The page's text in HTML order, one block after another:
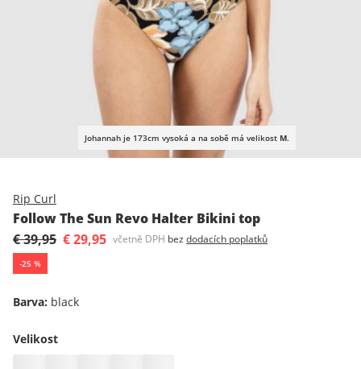
Johannah je 173cm vysoká a na sobě má velikost M.
Rip Curl
Follow The Sun Revo Halter Bikini top
€ 39,95 € 29,95 včetně DPH bez dodacích poplatků
-25 %
Barva: black
Velikost